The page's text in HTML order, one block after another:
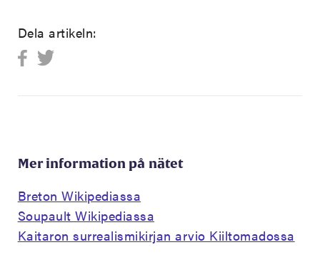
Dela artikeln:
Mer information på nätet
Breton Wikipediassa
Soupault Wikipediassa
Kaitaron surrealismikirjan arvio Kiiltomadossa